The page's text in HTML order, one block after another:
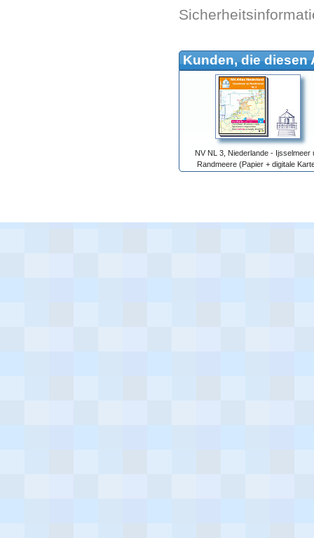
Kunden, die diesen
NV NL 3, Niederlande - Ijsselmeer
Randmeere (Papier + digitale